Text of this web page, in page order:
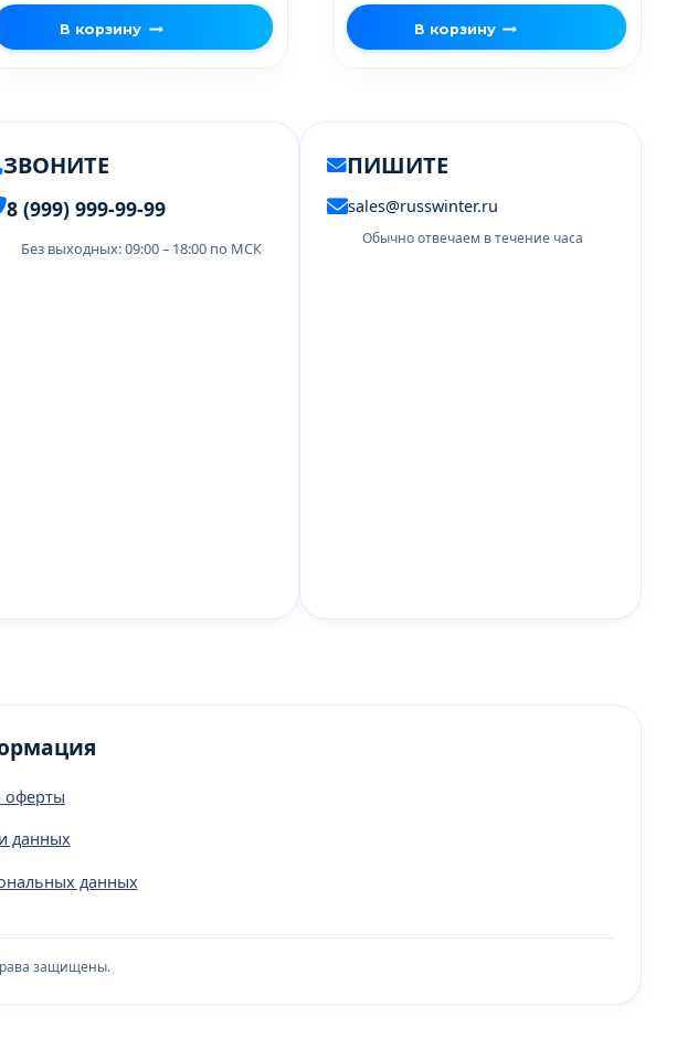
В корзину В корзину
ЗВОНИТЕ
8 (999) 999-99-99
Без выходных: 09:00 – 18:00 по МСК
ПИШИТЕ
sales@russwinter.ru
Обычно отвечаем в течение часа
оферты
данных
данных
защищены.